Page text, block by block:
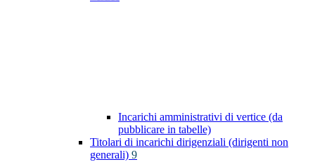
Incarichi amministrativi di vertice (da
pubblicare in tabelle)
Titolari di incarichi dirigenziali (dirigenti non
generali) 9